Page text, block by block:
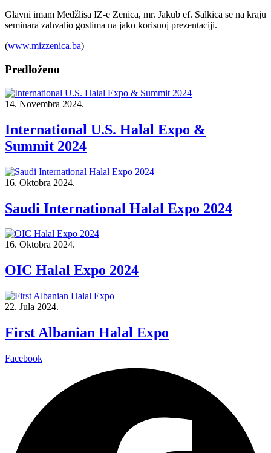
Glavni imam Medžlisa IZ-e Zenica, mr. Jakub ef. Salkica se na kraju
seminara zahvalio gostima na jako korisnoj prezentaciji.
(www.mizzenica.ba)
Predloženo
14. Novembra 2024.
International U.S. Halal Expo &
Summit 2024
16. Oktobra 2024.
Saudi International Halal Expo 2024
16. Oktobra 2024.
OIC Halal Expo 2024
22. Jula 2024.
First Albanian Halal Expo
Facebook